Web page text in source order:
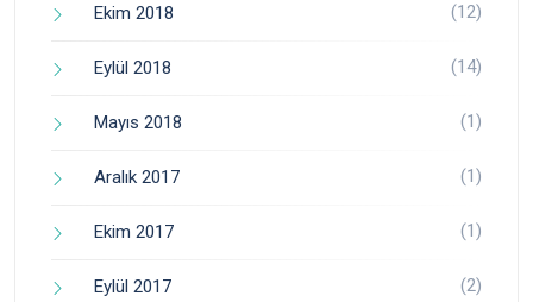
Ekim 2018 (12)
Eylül 2018 (14)
Mayıs 2018 (1)
Aralık 2017 (1)
Ekim 2017 (1)
Eylül 2017 (2)